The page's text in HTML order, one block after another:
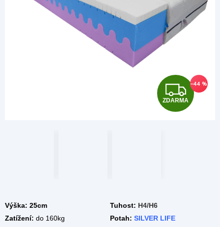
Z
D
ZDARMA
–44 %
Výška: 25cm Tuhost: H4/H6
Zatížení: do 160kg Potah: SILVER LIFE